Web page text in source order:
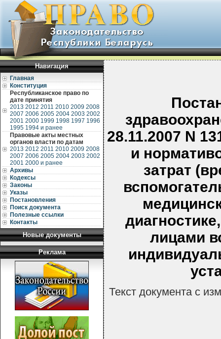
Навигация
Главная
Конституция
Республиканское право по
дате принятия
2013 2012 2011 2010 2009 2008
2007 2006 2005 2004 2003 2002
2001 2000 1999 1998 1997 1996
1995 1994 и ранее
Правовые акты местных
органов власти по датам
2013 2012 2011 2010 2009 2008
2007 2006 2005 2004 2003 2002
2001 2000 и ранее
Архивы
Кодексы
Законы
Указы
Постановления
Поиск документа
Полезные ссылки
Контакты
Новые документы
Реклама
28.11.2007 N
и
затрат
лицами
Текст документа с